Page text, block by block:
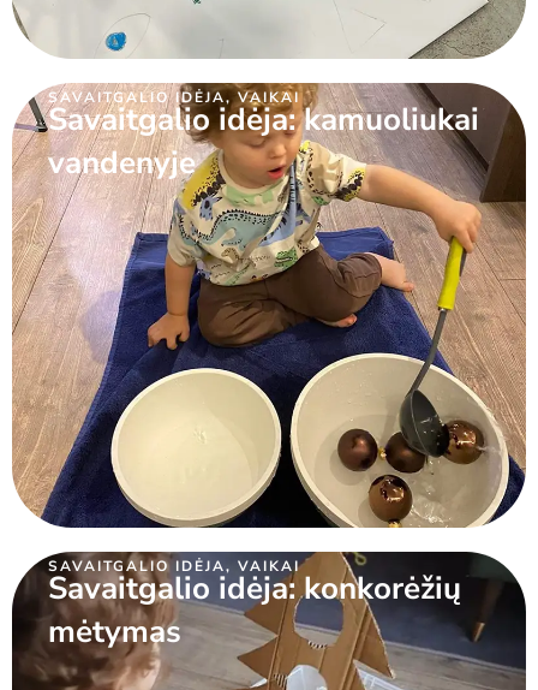
SAVAITGALIO IDĖJA,VAIKAI
Savaitgalio idėja: kamuoliukai
vandenyje
SAVAITGALIO IDĖJA, VAIKAI
Savaitgalio idėja: konkorėžių
mėtymas